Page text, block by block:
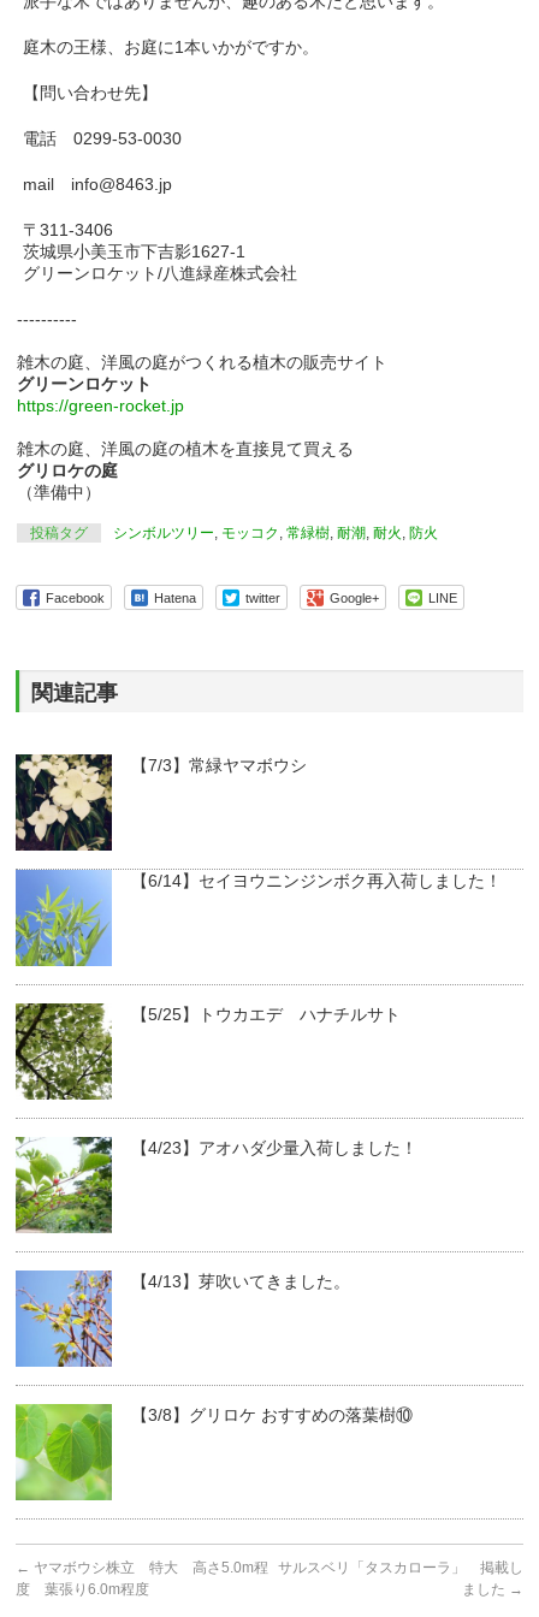
庭木の王様、お庭に1本いかがですか。
【問い合わせ先】
電話 0299-53-0030
mail info@8463.jp
〒311-3406
茨城県小美玉市下吉影1627-1
グリーンロケット/八進緑産株式会社
----------
雑木の庭、洋風の庭がつくれる植木の販売サイト
グリーンロケット
https://green-rocket.jp
雑木の庭、洋風の庭の植木を直接見て買える
グリロケの庭
（準備中）
投稿タグ シンボルツリー, モッコク ,常緑樹,耐潮,耐火 , 防火
Facebook Hatena twitter Google+ LINE
関連記事
【7/3】常緑ヤマボウシ
【6/14】セイヨウニンジンボク再入荷しました！
【5/25】トウカエデ ハナチルサト
【4/23】アオハダ少量入荷しました！
【4/13】芽吹いてきました。
【3/8】グリロケ おすすめの落葉樹⑩
← ヤマボウシ株立 特大 高さ5.0m程
度 葉張り6.0m程度
サルスベリ「タスカローラ」 掲載し
ました →